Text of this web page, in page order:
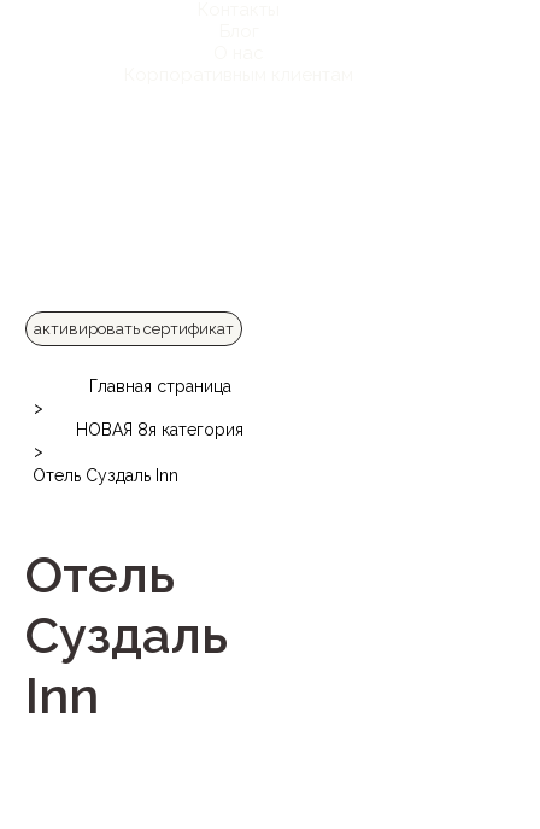
активировать сертификат
Главная страница
>
НОВАЯ 8я категория
>
Отель Суздаль Inn
Отель
Суздаль
Inn